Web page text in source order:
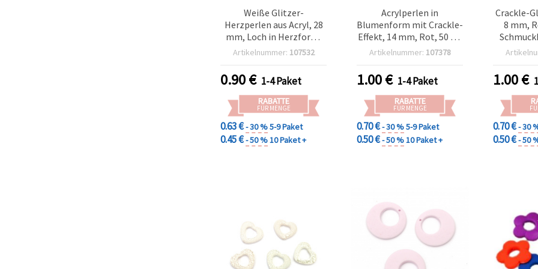
Weiße Glitzer-
Herzperlen aus Acryl, 28
mm, Loch in Herzform,
50 g / 25 Stück
Artikelnummer: 107532
0.90€ 1-4 Paket
RABATTE
FÜR MENGE
0.63 €- 30 %5-9 Paket
0.45 €- 50 %10 Paket +
Acrylperlen in
Blumenform mit Crackle-
Effekt, 14 mm, Rot, 50 g –
für Schmuckherstellung,
Dekorationen & DIY-
Bastelprojekte
Artikelnummer: 107378
1.00€ 1-4 Paket
RABATTE
FÜR MENGE
0.70 €- 30 %5-9 Paket
0.50 €- 50 %10 Paket +
Crackle-
8 mm,
1.00€
0.70 €- 30
0.50 €- 50